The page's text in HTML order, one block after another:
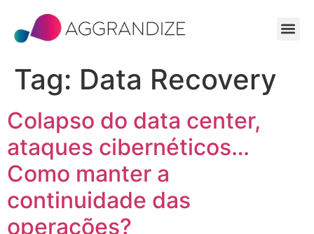
Tag: Data Recovery
Colapso do data center,
ataques cibernéticos…
Como manter a
continuidade das
operações?